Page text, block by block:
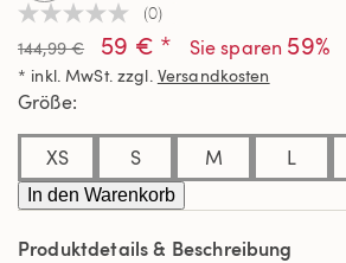
Kein
Beurteilungswert
Link
auf
derselben
(0)
144,99 € 59 € * Sie sparen 59%
* inkl. MwSt. zzgl. Versandkosten
Größe
XS S M L
In den Warenkorb
Produktdetails & Beschreibung